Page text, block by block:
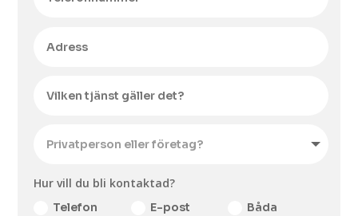
Hur vill du bli kontaktad?
Telefon E-post Båda